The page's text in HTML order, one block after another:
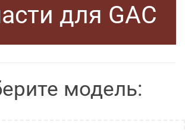
для GAC
модель: